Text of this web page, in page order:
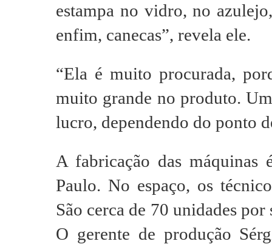
estampa no vidro, no
enfim, canecas”, revela ele.
“Ela é muito procurada,
muito grande no produto.
lucro, dependendo do ponto
A fabricação das máquinas
Paulo. No espaço, os
São cerca de 70 unidades
O gerente de produção